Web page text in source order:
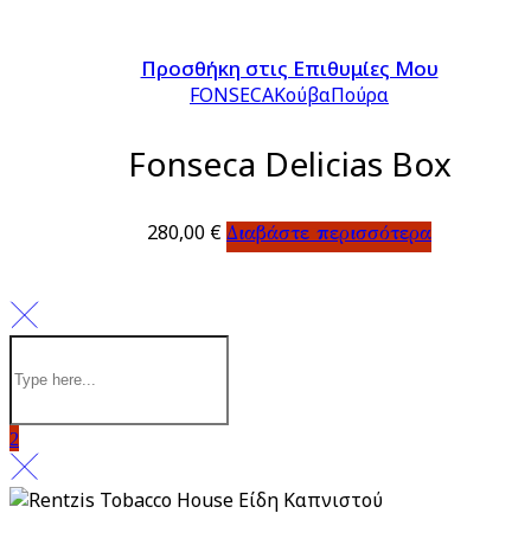
Προσθήκη στις Επιθυμίες Μου
FONSECAΚούβαΠούρα
Fonseca Delicias Box
280,00 € Διαβάστε περισσότερα